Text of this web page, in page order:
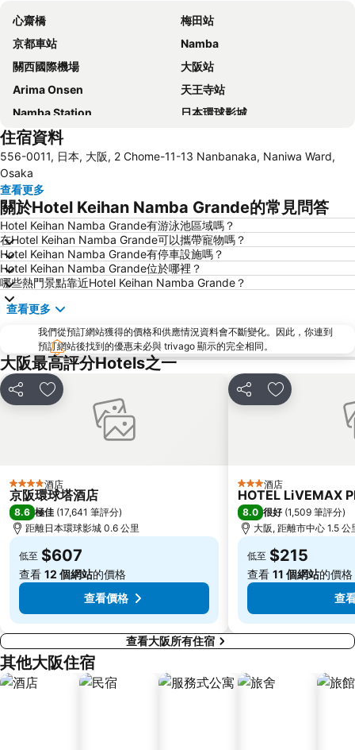
心齋橋
梅田站
京都車站
Namba
關西國際機場
大阪站
Arima Onsen
天王寺站
Namba Station
日本環球影城
道頓崛
神戶三宮車站
Namba City
心齋橋站
大阪城
道頓堀
嵐山竹林
大阪國際機場
清水寺
Rinku Town Station
Yodoyabashi Station
Osaka City Air Terminal
奈良車站
Nipponbashi Station
三宮車站
Kitahama Station
Osaka Castle
大阪京瓷巨蛋
伏見稻荷大社
Namba Parks
Kyoto Tower
Hankyu Umeda Honten
Nishikujo Station
伏尾溫泉
Kawaramachi Station
Sakaisuji Hommachi Station
住宿資料
556-0011, 日本, 大阪, 2 Chome-11-13 Nanbanaka, Naniwa Ward,
Osaka
查看更多
關於Hotel Keihan Namba Grande的常見問答
Hotel Keihan Namba Grande有游泳池區域嗎？
在Hotel Keihan Namba Grande可以攜帶寵物嗎？
Hotel Keihan Namba Grande有停車設施嗎？
Hotel Keihan Namba Grande位於哪裡？
哪些熱門景點靠近Hotel Keihan Namba Grande？
查看更多
我們從預訂網站獲得的價格和供應情況資料會不斷變化。因此，你連到
預訂網站後找到的優惠未必與 trivago 顯示的完全相同。
大阪最高評分Hotels之一
分享 放到收藏夾
4 星級 酒店
京阪環球塔酒店
8.6 極佳 (17,641 筆評分)
距離日本環球影城 0.6 公里
低至 $607
查看 12 個網站的價格
查看價格
分享 放到收藏夾
3 星級酒店
HOTEL LiVEMAX
8.0 很好 (1,509 筆評分)
大阪, 距離市中心 1.5 公
低至 $215
查看 11 個網站的價格
查
查看大阪所有住宿
其他大阪住宿